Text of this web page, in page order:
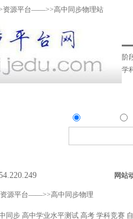
资源平台——>>高中同步物理站
阶
学
网站
进步教育网广告位常年招
资源平台——>>高中同步物理
同步 高中学业水平测试 高考 学科竞赛